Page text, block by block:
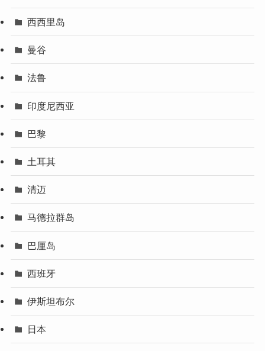
西西里岛
曼谷
法鲁
印度尼西亚
巴黎
土耳其
清迈
马德拉群岛
巴厘岛
西班牙
伊斯坦布尔
日本